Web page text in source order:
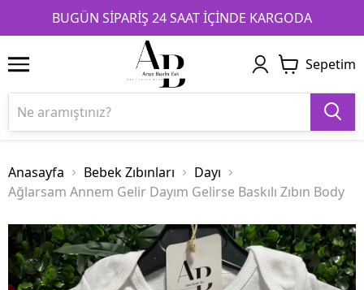
BUGÜN SİPARİŞ 24 SAAT İÇİNDE KARGODA
1 2 3
Sepetim
Anasayfa Bebek Zıbınları
Dayı
Ağlarsam Annem Gelir Dayım Gelirse Baskılı Zıbın Body